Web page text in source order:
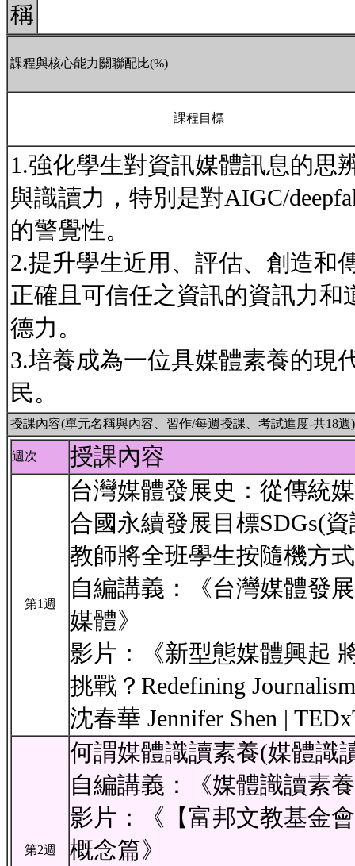
稱
課程與核心能力關聯配比(%)
課程目標
1.強化學生對資訊媒體訊息的思
與識讀力，特別是對AIGC/
的警覺性。
2.提升學生近用、評估、創造和
正確且可信任之資訊的資訊力和
德力。
3.培養成為一位具媒體素養的現
民。
授課內容(單元名稱與內容、習作/每週授課、考試進度-共18週)
週次 授課內容
第1週
台灣媒體發展史：從傳統
合國永續發展目標SDGs(
教師將全班學生按隨機方
自編講義：《台灣媒體發
媒體》
影片：《新型態媒體興起
挑戰？Redefining
沈春華 Jennifer Shen |
第2週
何謂媒體識讀素養(媒體識
自編講義：《媒體識讀素
影片：《【富邦文教基金
概念篇》